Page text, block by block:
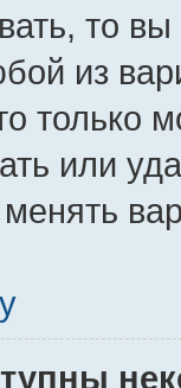
то
из
только
или